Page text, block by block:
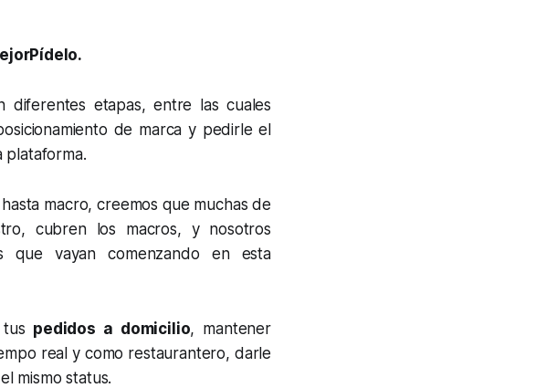
etapas, entre las cuales
de marca y pedirle el
plataforma.
macro, creemos que muchas de
cubren los macros, y nosotros
que vayan comenzando en esta
pedidos a domicilio, mantener
real y como restaurantero, darle
mismo status.